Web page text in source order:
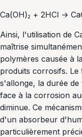
Ca(OH)₂ + 2HCl →
Ainsi, l'utilisation de
maîtrise
polymères causée à
produits corrosifs. Le
s'allonge, la durée de
face à la corrosion
diminue. Ce
d'un absorbeur
particulièrement